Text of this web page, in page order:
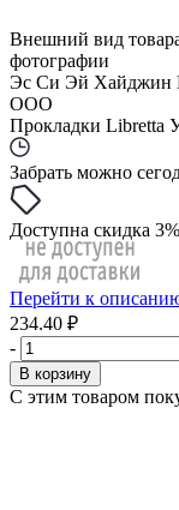
Внешний вид
фотографии
Эс Си Эй Хайджин
ООО
Прокладки Libretta
Забрать можно
Доступна скидка 3%
Перейти к
234.40 ₽
-
В корзину
С этим товаром